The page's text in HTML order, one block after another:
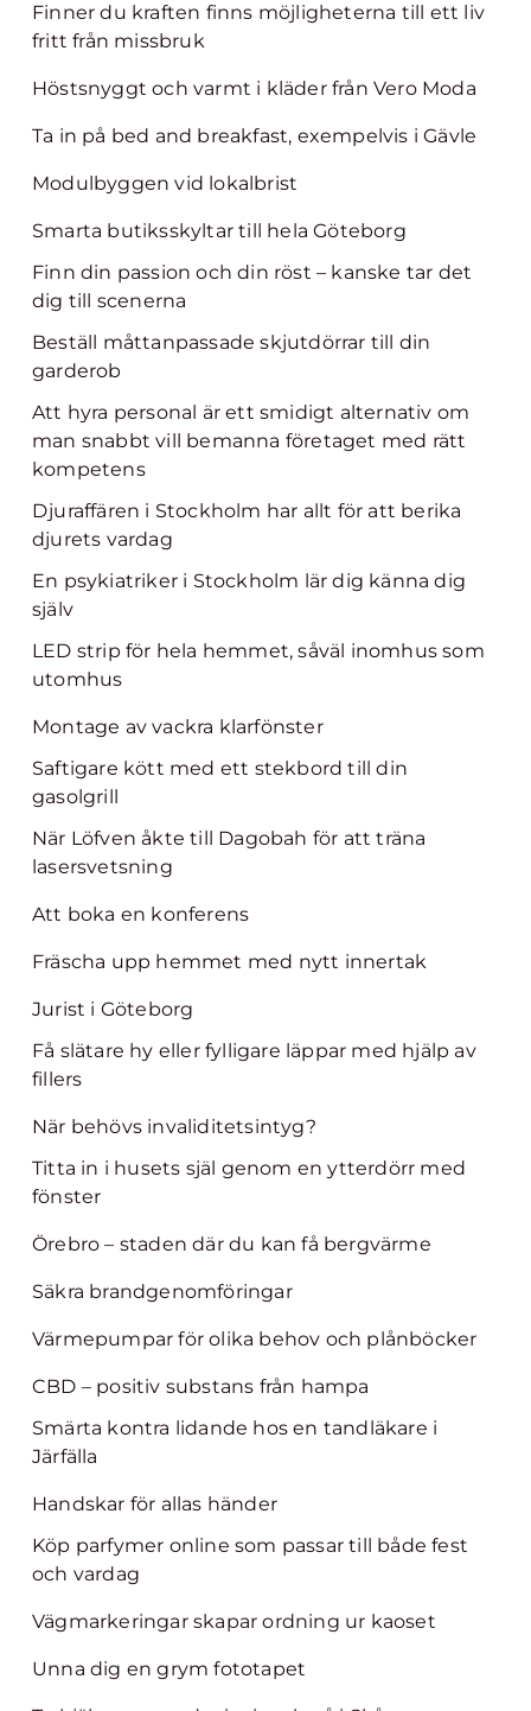
Finner du kraften finns möjligheterna till ett liv
fritt från missbruk
Höstsnyggt och varmt i kläder från Vero Moda
Ta in på bed and breakfast, exempelvis i Gävle
Modulbyggen vid lokalbrist
Smarta butiksskyltar till hela Göteborg
Finn din passion och din röst – kanske tar det
dig till scenerna
Beställ måttanpassade skjutdörrar till din
garderob
Att hyra personal är ett smidigt alternativ om
man snabbt vill bemanna företaget med rätt
kompetens
Djuraffären i Stockholm har allt för att berika
djurets vardag
En psykiatriker i Stockholm lär dig känna dig
själv
LED strip för hela hemmet, såväl inomhus som
utomhus
Montage av vackra klarfönster
Saftigare kött med ett stekbord till din
gasolgrill
När Löfven åkte till Dagobah för att träna
lasersvetsning
Att boka en konferens
Fräscha upp hemmet med nytt innertak
Jurist i Göteborg
Få slätare hy eller fylligare läppar med hjälp av
fillers
När behövs invaliditetsintyg?
Titta in i husets själ genom en ytterdörr med
fönster
Örebro – staden där du kan få bergvärme
Säkra brandgenomföringar
Värmepumpar för olika behov och plånböcker
CBD – positiv substans från hampa
Smärta kontra lidande hos en tandläkare i
Järfälla
Handskar för allas händer
Köp parfymer online som passar till både fest
och vardag
Vägmarkeringar skapar ordning ur kaoset
Unna dig en grym fototapet